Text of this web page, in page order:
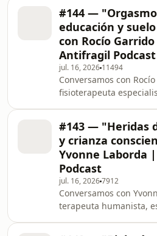
construir sus propias
bosque y promover un
de supervivencia y
Su instagram aquí:
https://
Suscríbete a nuestra
https://
episodio e
#144 —
educación y
con Rocío
Antifragil Podcast
jul. 16, 2026 11494
Conversamos con
fisioterapeuta
de ESPACIO POWER. Su instagram
aquí:
https://
✅Solo si entras al
método Powerpelvico ,
Antifragil tienes una
pélvico con el equipo
en 100€
#143 — "Heridas
y crianza
Yvonne Laborda
Podcast
jul. 16, 20267912
Conversamos con
terapeuta humanista,